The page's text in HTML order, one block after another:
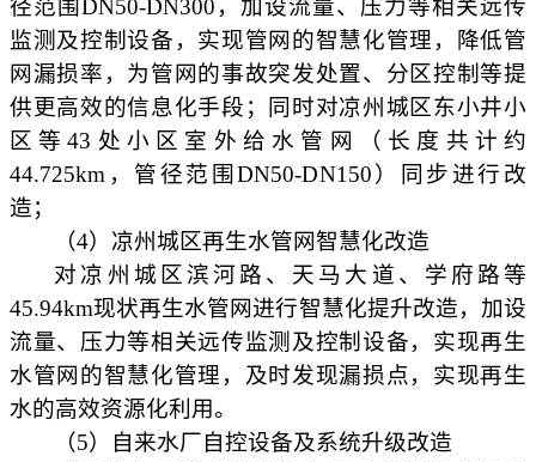
径范围DN50-DN300，加设流量、压力等相关远传
监测及控制设备，实现管网的智慧化管理，降低管
网漏损率，为管网的事故突发处置、分区控制等提
供更高效的信息化手段；同时对凉州城区东小井小
区等43处小区室外给水管网（长度共计约
44.725km，管径范围DN50-DN150）同步进行改
造；
（4）凉州城区再生水管网智慧化改造
对凉州城区滨河路、天马大道、学府路等
45.94km现状再生水管网进行智慧化提升改造，加设
流量、压力等相关远传监测及控制设备，实现再生
水管网的智慧化管理，及时发现漏损点，实现再生
水的高效资源化利用。
（5）自来水厂自控设备及系统升级改造